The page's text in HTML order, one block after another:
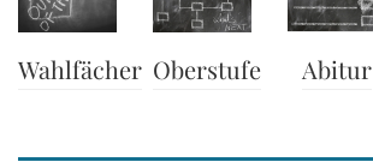
Wahlfächer Oberstufe Abitur